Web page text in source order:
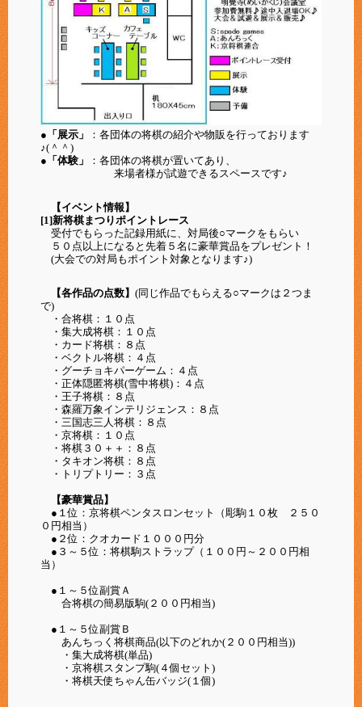
●「展示」
：各団体の将棋の紹介や物販を行っております
♪(＾＾)
●「体験」
：各団体の将棋が置いてあり、
来場者様が試遊できるスペースです♪
【イベント情報】
[1]新将棋まつりポイントレース
受付でもらった記録用紙に、対局後○マークをもらい
５０点以上になると先着５名に豪華賞品をプレゼント！
(大会での対局もポイント対象となります♪)
【各作品の点数】 (同じ作品でもらえる○マークは２つま
で)
・合将棋：１０点
・集大成将棋：１０点
・カード将棋：８点
・ベクトル将棋：４点
・グーチョキパーゲーム：４点
・正体隠匿将棋(雪中将棋)：４点
・王子将棋：８点
・森羅万象インテリジェンス：８点
・三国志三人将棋：８点
・京将棋：１０点
・将棋３０＋＋：８点
・タキオン将棋：８点
・トリプトリー：３点
【豪華賞品】
●１位：京将棋ペンタスロンセット（彫駒１０枚 ２５０
０円相当）
●２位：クオカード１０００円分
●３～５位：将棋駒ストラップ（１００円～２００円相
当）
●１～５位副賞Ａ
合将棋の簡易版駒( ２００ 円相当)
●１～５位副賞Ｂ
あんちっく将棋商品(以下のどれか(２００円相当))
・集大成将棋(単品)
・京将棋スタンプ駒(４個セット)
・将棋天使ちゃん缶バッジ(１個)